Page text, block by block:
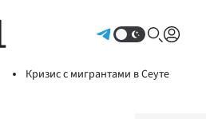
Кризис с мигрантами в Сеуте